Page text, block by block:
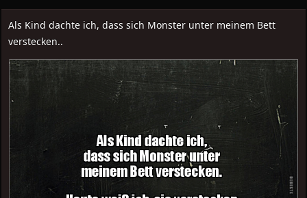
Als Kind dachte ich, dass sich Monster unter meinem Bett
verstecken..